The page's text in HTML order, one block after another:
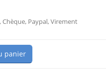
Chèque, Paypal, Virement
panier